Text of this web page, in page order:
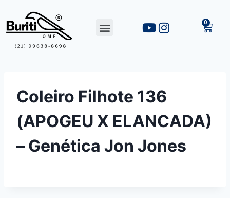
Coleiro Filhote 136
(APOGEU X ELANCADA)
– Genética Jon Jones